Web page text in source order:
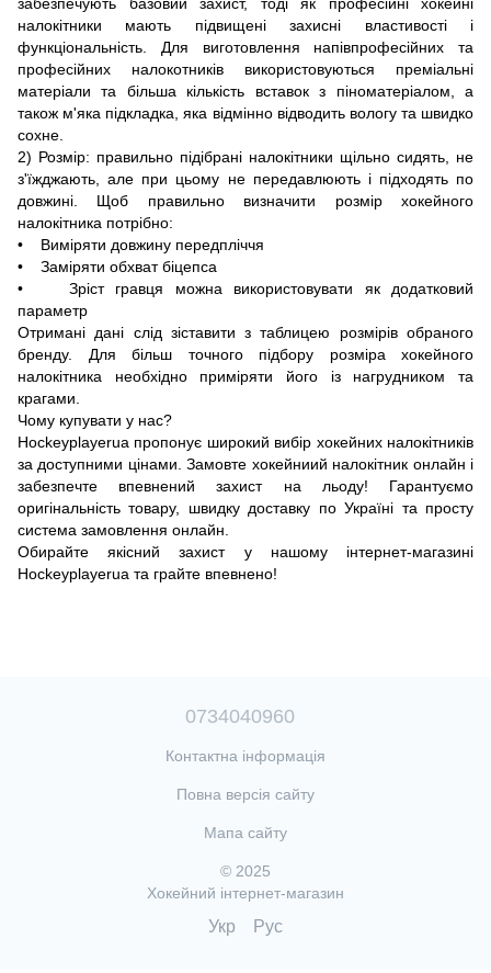
налокітники мають підвищені захисні властивості і
функціональність. Для виготовлення напівпрофесійних та
професійних налокотників використовуються преміальні
матеріали та більша кількість вставок з піноматеріалом, а
також м'яка підкладка, яка відмінно відводить вологу та швидко
сохне.
2) Розмір: правильно підібрані налокітники щільно сидять, не
з'їжджають, але при цьому не передавлюють і підходять по
довжині. Щоб правильно визначити розмір хокейного
налокітника потрібно:
• Виміряти довжину передпліччя
• Заміряти обхват біцепса
• Зріст гравця можна використовувати як додатковий
параметр
Отримані дані слід зіставити з таблицею розмірів обраного
бренду. Для більш точного підбору розміра хокейного
налокітника необхідно приміряти його із нагрудником та
крагами.
Чому купувати у нас?
Hockeyplayerua пропонує широкий вибір хокейних налокітників
за доступними цінами. Замовте хокейниий налокітник онлайн і
забезпечте впевнений захист на льоду! Гарантуємо
оригінальність товару, швидку доставку по Україні та просту
система замовлення онлайн.
Обирайте якісний захист у нашому інтернет-магазині
Hockeyplayerua та грайте впевнено!
0734040960
Контактна інформація
Повна версія сайту
Мапа сайту
© 2025
Хокейний інтернет-магазин
Укр Рус